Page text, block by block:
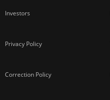
Investors
Privacy Policy
Correction Policy